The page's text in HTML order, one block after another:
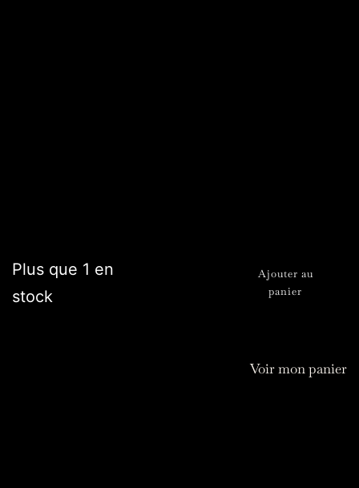
Plus que 1 en
stock
Ajouter au
panier
Voir mon panier